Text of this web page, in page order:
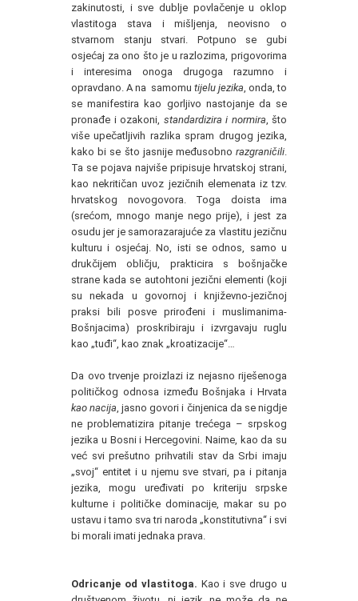
zakinutosti, i sve dublje povlačenje u oklop
vlastitoga stava i mišljenja, neovisno o
stvarnom stanju stvari. Potpuno se gubi
osjećaj za ono što je u razlozima, prigovorima
i interesima onoga drugoga razumno i
opravdano. A na samomu tijelu jezika , onda, to
se manifestira kao gorljivo nastojanje da se
pronađe i ozakoni, standardizira i normira , što
više upečatljivih razlika spram drugog jezika,
kako bi se što jasnije međusobno razgraničili
Ta se pojava najviše pripisuje hrvatskoj strani,
kao nekritičan uvoz jezičnih elemenata iz tzv.
hrvatskog novogovora. Toga doista ima
(srećom, mnogo manje nego prije), i jest za
osudu jer je samorazarajuće za vlastitu jezičnu
kulturu i osjećaj. No, isti se odnos, samo u
drukčijem obličju, prakticira s bošnjačke
strane kada se autohtoni jezični elementi (koji
su nekada u govornoj i književno-jezičnoj
praksi bili posve prirođeni i muslimanima-
Bošnjacima) proskribiraju i izvrgavaju ruglu
kao „tuđi“, kao znak „kroatizacije“…
Da ovo trvenje proizlazi iz nejasno riješenoga
političkog odnosa između Bošnjaka i Hrvata
kao nacija , jasno govori i činjenica da se nigdje
ne problematizira pitanje trećega – srpskog
jezika u Bosni i Hercegovini. Naime, kao da su
već svi prešutno prihvatili stav da Srbi imaju
„svoj“ entitet i u njemu sve stvari, pa i pitanja
jezika, mogu uređivati po kriteriju srpske
kulturne i političke dominacije, makar su po
ustavu i tamo sva tri naroda „konstitutivna“ i svi
bi morali imati jednaka prava.
Odricanje od vlastitoga. Kao i sve drugo u